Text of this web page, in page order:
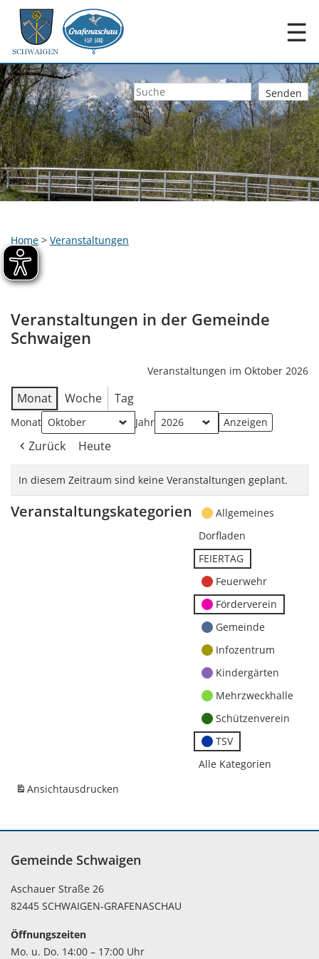
☰
Home > Veranstaltungen
Veranstaltungen in der Gemeinde
Schwaigen
Veranstaltungen im Oktober 2026
Monat Woche Tag
Monat Jahr
Zurück Heute
In diesem Zeitraum sind keine Veranstaltungen geplant.
Veranstaltungskategorien
Allgemeines
Dorfladen
FEIERTAG
Feuerwehr
Förderverein
Gemeinde
Infozentrum
Kindergärten
Mehrzweckhalle
Schützenverein
TSV
Alle Kategorien
Ansichtausdrucken
Gemeinde Schwaigen
Aschauer Straße 26
82445 SCHWAIGEN-GRAFENASCHAU
Öffnungszeiten
Mo. u. Do. 14:00 – 17:00 Uhr